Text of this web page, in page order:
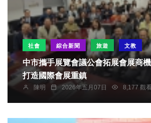
社會 綜合新聞 旅遊 文教
中市攜手展覽會議公會拓展會展商
打造國際會展重鎮
陳明 2026年五月07日 8,177 觀